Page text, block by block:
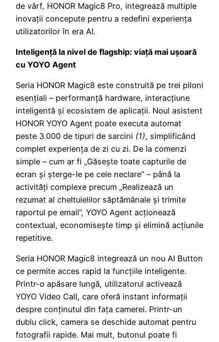
de vârf, HONOR Magic8 Pro, integrează multiple
inovații concepute pentru a redefini experiența
utilizatorilor în era AI.
Inteligență la nivel de flagship: viață mai ușoară
cu YOYO Agent
Seria HONOR Magic8 este construită pe trei piloni
esențiali – performanță hardware, interacțiune
inteligentă și ecosistem de aplicații. Noul asistent
HONOR YOYO Agent poate executa automat
peste 3.000 de tipuri de sarcini (1), simplificând
complet experiența de zi cu zi. De la comenzi
simple – cum ar fi „Găsește toate capturile de
ecran și șterge-le pe cele neclare” – până la
activități complexe precum „Realizează un
rezumat al cheltuielilor săptămânale și trimite
raportul pe email”, YOYO Agent acționează
contextual, economisește timp și elimină acțiunile
repetitive.
Seria HONOR Magic8 integrează un nou AI Button
ce permite acces rapid la funcțiile inteligente.
Printr-o apăsare lungă, utilizatorul activează
YOYO Video Call, care oferă instant informații
despre conținutul din fața camerei. Printr-un
dublu click, camera se deschide automat pentru
fotografii rapide. Mai mult, butonul poate fi